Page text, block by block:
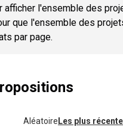
afficher l'ensemble des
que l'ensemble des
par page.
Aléatoire Les plus